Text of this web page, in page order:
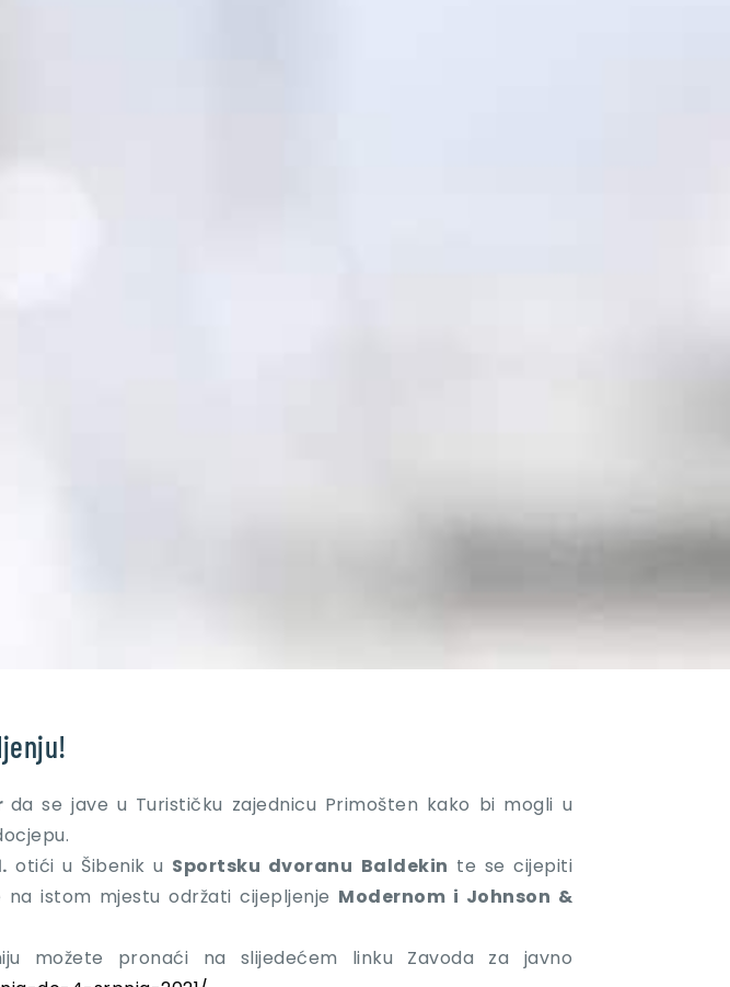
da se jave u Turističku zajednicu Primošten kako bi mogli u
otići u Šibenik u Sportsku dvoranu Baldekin te se cijepiti
na istom mjestu održati cijepljenje Modernom i Johnson &
možete pronaći na slijedećem linku Zavoda za javno